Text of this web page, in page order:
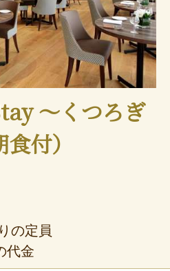
～くつろぎ
付）
の定員
代金